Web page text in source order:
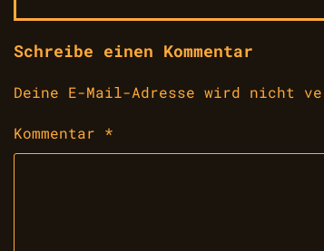
Schreibe einen Kommentar
Deine E-Mail-Adresse wird nicht
Kommentar *